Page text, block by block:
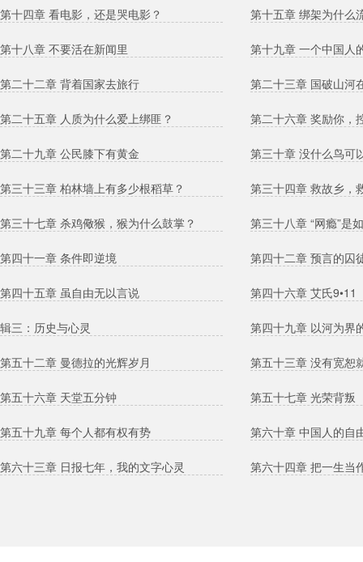
第十四章 看电影，还是哭电影？ 第十五章 绑架为什么
第十八章 不要活在新闻里 第十九章 一个中国人
第二十二章 背着国家去旅行 第二十三章 国破山河
第二十五章 人质为什么爱上绑匪？ 第二十六章 奖励你，
第二十九章 公民膝下有黄金 第三十章 没什么鸟可
第三十三章 柏林墙上有多少根稻草？ 第三十四章 救故乡，
第三十七章 杀鸡儆猴，猴为什么鼓掌？
第四十一章 条件即逆境 第四十二章 预言的囚
第四十五章 虽自由无以言说 第四十六章 艾氏9•11
辑三：历史与心灵 第四十九章 以河为界
第五十二章 曼德拉的光辉岁月 第五十三章 没有宽恕
第五十六章 天堂五分钟 第五十七章 光荣背叛
第五十九章 每个人都有权有势 第六十章 中国人的自
第六十三章 日报七年，我的文字心灵 第六十四章 把一生当